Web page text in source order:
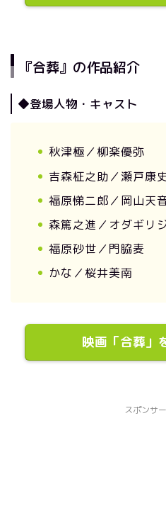
『合葬』の作品紹介
◆登場人物・キャスト
秋津極／柳楽優弥
吉森柾之助／瀬戸康
福原悌二郎／岡山天
森篤之進／オダギリ
福原砂世／門脇麦
かな／桜井美南
映画「合葬」
スポンサ